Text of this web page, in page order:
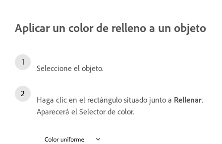
Aplicar un color de relleno a un objeto
Seleccione el objeto.
Haga clic en el rectángulo situado junto a Rellenar.
Aparecerá el Selector de color.